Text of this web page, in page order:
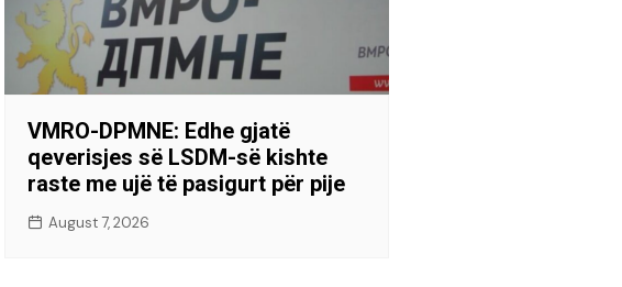
VMRO-DPMNE: Edhe gjatë
qeverisjes së LSDM-së kishte
raste me ujë të pasigurt për pije
August 7, 2026